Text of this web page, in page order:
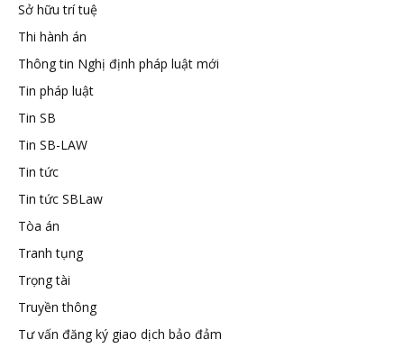
Sở hữu trí tuệ
Thi hành án
Thông tin Nghị định pháp luật mới
Tin pháp luật
Tin SB
Tin SB-LAW
Tin tức
Tin tức SBLaw
Tòa án
Tranh tụng
Trọng tài
Truyền thông
Tư vấn đăng ký giao dịch bảo đảm